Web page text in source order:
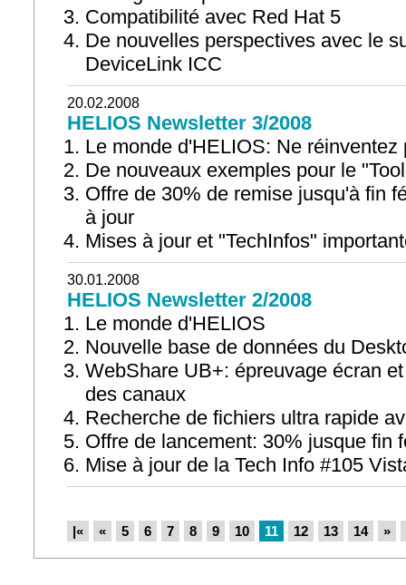
Compatibilité avec Red Hat 5
De nouvelles perspectives avec le
DeviceLink ICC
20.02.2008
HELIOS Newsletter 3/2008
Le monde d'HELIOS: Ne réinventez
De nouveaux exemples pour le
Offre de 30% de remise jusqu'à fin
à jour
Mises à jour et "TechInfos"
30.01.2008
HELIOS Newsletter 2/2008
Le monde d'HELIOS
Nouvelle base de données du
WebShare UB+: épreuvage écran
des canaux
Recherche de fichiers ultra rapide
Offre de lancement: 30% jusque fin
Mise à jour de la Tech Info #105
|« « 5 6 7 8 9 10 11 12 13 14 »